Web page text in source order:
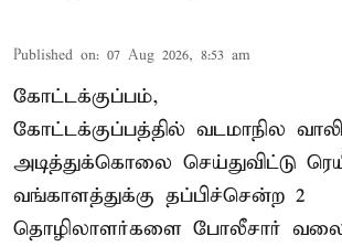
Published on: 07 Aug 2026, 8:53 am
கோட்டக்குப்பம்,
கோட்டக்குப்பத்தில் வடமாநில
அடித்துக்கொலை செய்துவிட்டு
வங்காளத்துக்கு தப்பிச்சென்ற 2
தொழிலாளர்களை போலீசார்